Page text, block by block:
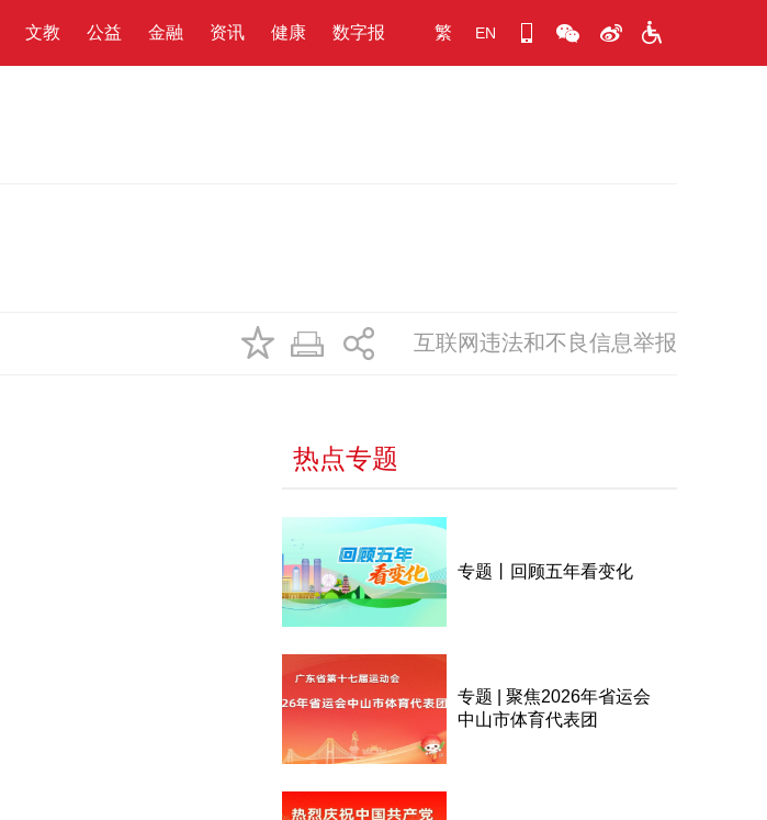
文教 公益 金融 资讯 健康 数字报 繁 EN
互联网违法和不良信息举报
热点专题
专题丨回顾五年看变化
专题 | 聚焦2026年省运会
中山市体育代表团